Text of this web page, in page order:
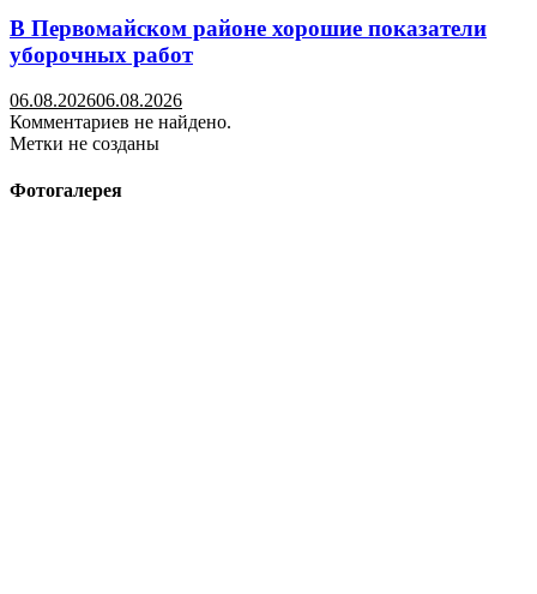
В Первомайском районе хорошие показатели
уборочных работ
06.08.202606.08.2026
Комментариев не найдено.
Метки не созданы
Фотогалерея